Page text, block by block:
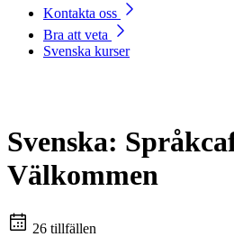
Kontakta oss
Bra att veta
Svenska kurser
Svenska:
Välkommen
26 tillfällen